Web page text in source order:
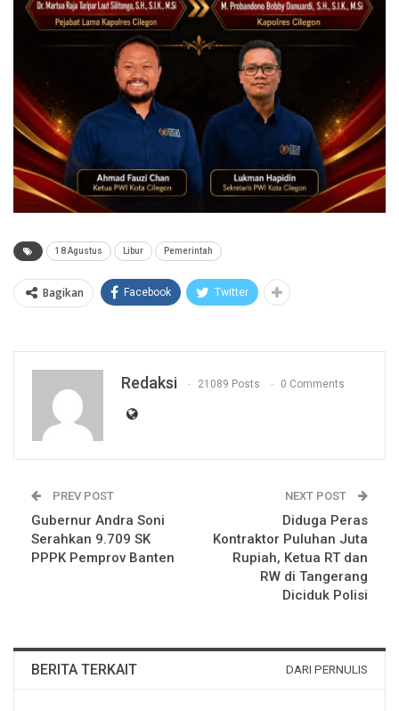
18 Agustus Libur Pemerintah
Bagikan Facebook Twitter
Redaksi 21089 Posts 0 Comments
PREV POST
Gubernur Andra Soni
Serahkan 9.709 SK
PPPK Pemprov Banten
NEXT POST
Diduga Peras
Kontraktor Puluhan Juta
Rupiah, Ketua RT dan
RW di Tangerang
Diciduk Polisi
BERITA TERKAIT DARI PERNULIS